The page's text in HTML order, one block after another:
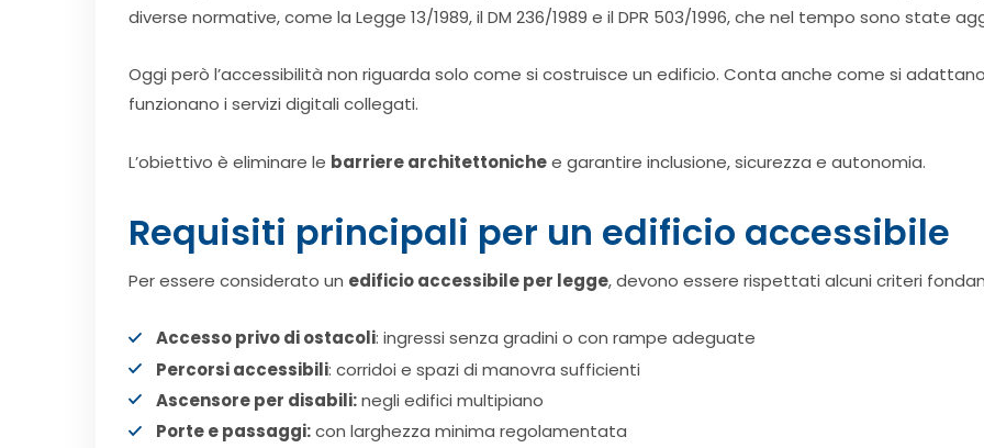
diverse normative, come la Legge 13/1989, il DM 236/1989 e il DPR 503/1996, che nel tempo sono state
Oggi però l’accessibilità non riguarda solo come si costruisce un edificio. Conta anche come si
funzionano i servizi digitali collegati.
L’obiettivo è eliminare le barriere architettonichee garantire inclusione, sicurezza e autonomia.
Requisiti principali per un edificio accessibile
Per essere considerato un edificio accessibile per legge, devono essere rispettati alcuni criteri
Accesso privo di ostacoli: ingressi senza gradini o con rampe adeguate
Percorsi accessibili: corridoi e spazi di manovra sufficienti
Ascensore per disabili:negli edifici multipiano
Porte e passaggi:con larghezza minima regolamentata